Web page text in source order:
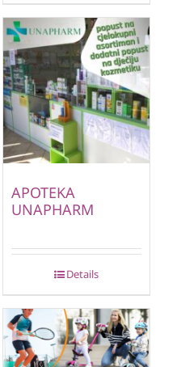
APOTEKA
UNAPHARM
Details